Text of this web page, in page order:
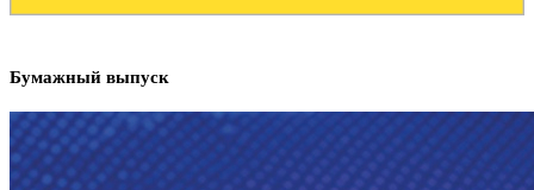
Бумажный выпуск